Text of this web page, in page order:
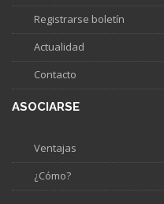
Registrarse boletín
Actualidad
Contacto
ASOCIARSE
Ventajas
¿Cómo?